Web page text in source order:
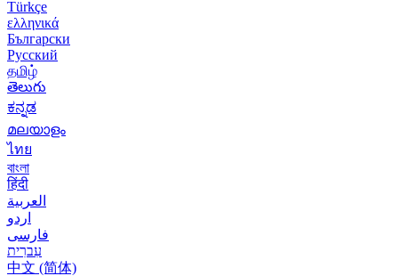
Türkçe
ελληνικά
Български
Русский
தமிழ்
తెలుగు
ಕನ್ನಡ
മലയാളം
ไทย
বাংলা
हिंदी
العربية
اردو
فارسی
עִברִית
中文 (简体)